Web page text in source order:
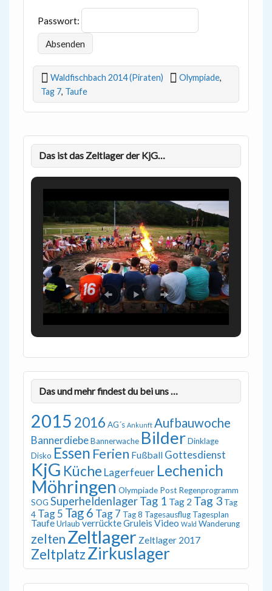
Passwort:
Waldfischbach 2014 (Piraten) Olympiade,
Tag 7, Taufe
Das ist das Zeltlager der KjG…
Das und mehr findest du bei uns …
2015 2016 AG´s Ankunft Aufbauwoche
BannerdiebeBannerwache BilderDinklage
Disko Essen Ferien Fußball Gottesdienst
KjG Küche Lagerfeuer Lechenich
Möhringen Olympiade Post Regenprogramm
SOG SuperheldenlagerTag 1 Tag 2 Tag 3 Tag
4 Tag 5 Tag 6 Tag 7 Tag 8 Tagesausflug Tagesplan
TaufeUrlaub verrückte Gruleis Video Wald Wanderung
zelten Zeltlager Zeltlager 2017
ZeltplatzZirkuslager